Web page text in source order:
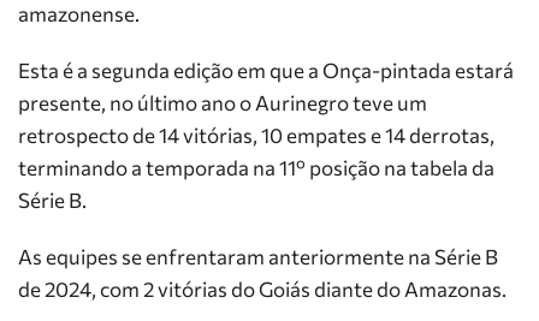
amazonense.
Esta é a segunda edição em que a Onça-pintada estará
presente, no último ano o Aurinegro teve um
retrospecto de 14 vitórias, 10 empates e 14 derrotas,
terminando a temporada na 11º posição na tabela da
Série B.
As equipes se enfrentaram anteriormente na Série B
de 2024, com 2 vitórias do Goiás diante do Amazonas.